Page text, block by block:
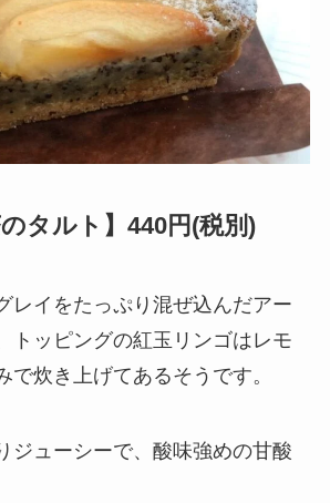
のタルト】440円(税別)
レイをたっぷり混ぜ込んだアー
トッピングの紅玉リンゴはレモ
で炊き上げてあるそうです。
ジューシーで、酸味強めの甘酸